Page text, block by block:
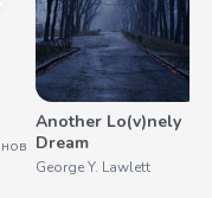
Another Lo(v)nely
Dream
George Y. Lawlett